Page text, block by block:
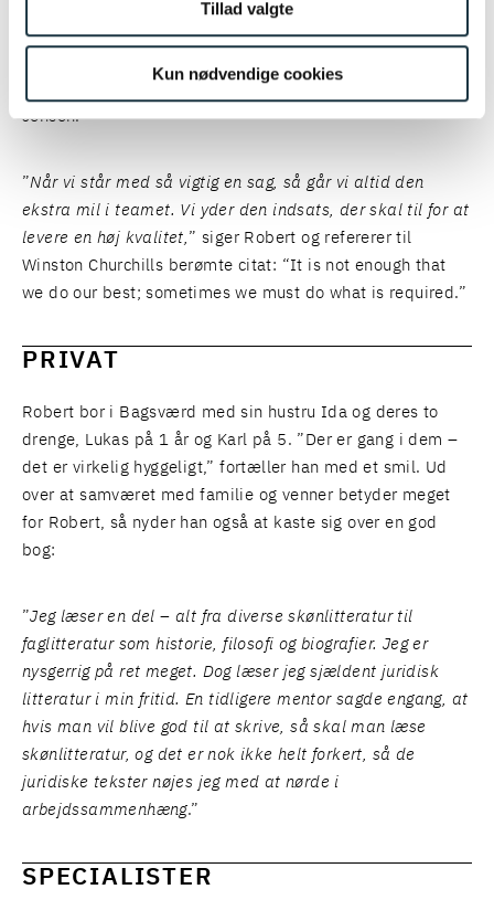
Tillad valgte
Kun nødvendige cookies
turen gennem hele retssystemet op til Højesteret. Robert
lægger ikke skjul på, at det har været hårdt og
grundet det tætte parløb med kollegaen Søren Horsbøl
Jensen.
”Når vi står med så vigtig en sag, så går vi altid den
ekstra mil i teamet. Vi yder den indsats, der skal til for at
levere en høj kvalitet, ” siger Robert og refererer til
Winston Churchills berømte citat: “It is not enough that
we do our best; sometimes we must do what is required.”
PRIVAT
Robert bor i Bagsværd med sin hustru Ida og deres to
drenge, Lukas på 1 år og Karl på 5. ”Der er gang i dem –
det er virkelig hyggeligt,” fortæller han med et smil. Ud
over at samværet med familie og venner betyder meget
for Robert, så nyder han også at kaste sig over en god
bog:
”Jeg læser en del – alt fra diverse skønlitteratur til
faglitteratur som historie, filosofi og biografier. Jeg er
nysgerrig på ret meget. Dog læser jeg sjældent juridisk
litteratur i min fritid. En tidligere mentor sagde engang, at
hvis man vil blive god til at skrive, så skal man læse
skønlitteratur, og det er nok ikke helt forkert, så de
juridiske tekster nøjes jeg med at nørde i
arbejdssammenhæng.”
SPECIALISTER